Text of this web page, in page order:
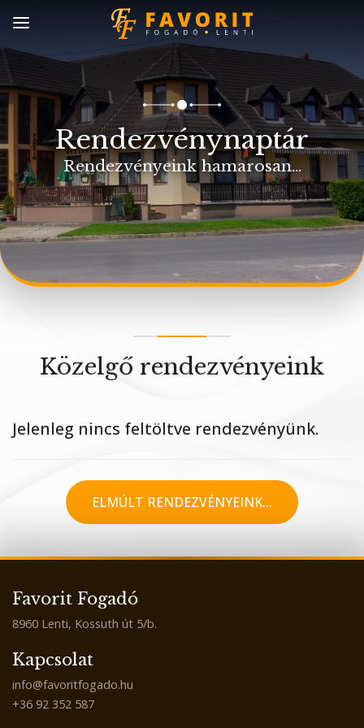
Rendezvénynaptár
Rendezvényeink hamarosan...
Közelgő rendezvényeink
Jelenleg nincs feltöltve rendezvényünk.
ELMÚLT RENDEZVÉNYEINK...
Favorit Fogadó
8960 Lenti, Kossuth út 5/b.
Kapcsolat
info@favoritfogado.hu
+36 92 352 587